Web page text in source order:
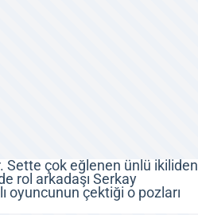
Sette çok eğlenen ünlü ikiliden
rol arkadaşı Serkay
oyuncunun çektiği o pozları